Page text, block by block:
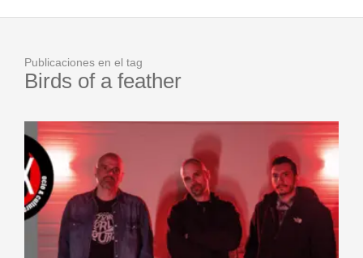
Publicaciones en el tag
Birds of a feather